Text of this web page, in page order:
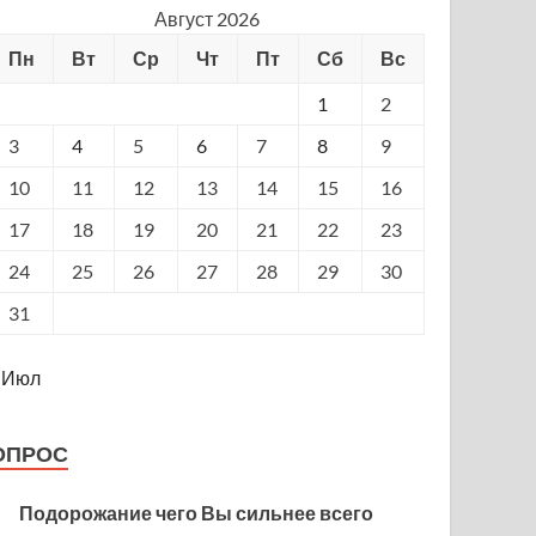
Август 2026
Пн
Вт Ср Чт Пт Сб
Вс
1
2
3
4 5 6 7 8
9
10
11 12 13 14 15
16
17
18 19 20 21 22
23
24
25 26 27 28 29
30
31
Июл
Подорожание чего Вы сильнее всего